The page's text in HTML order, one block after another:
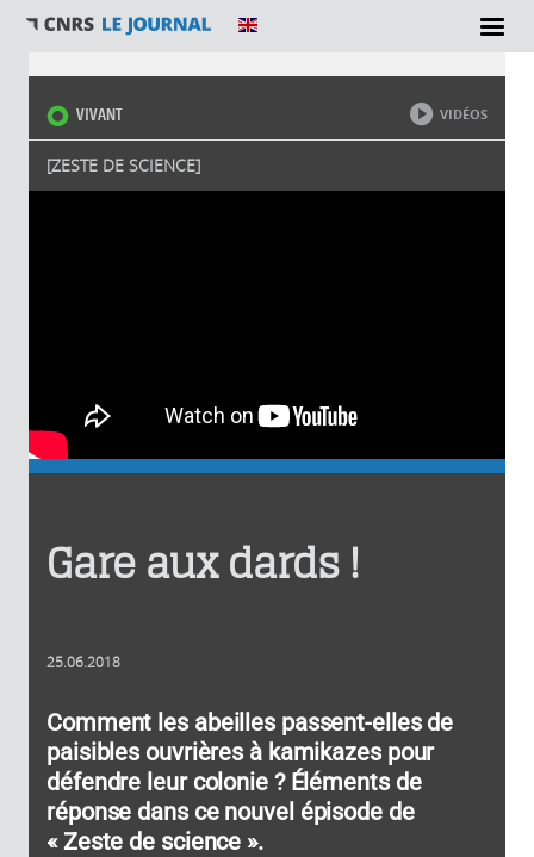
Vous êtes ici
VIVANT
[ZESTE DE SCIENCE]
VIDÉOS
Gare aux dards !
25.06.2018
Comment les abeilles passent-elles de
paisibles ouvrières à kamikazes pour
défendre leur colonie ? Éléments de
réponse dans ce nouvel épisode de
« Zeste de science ».